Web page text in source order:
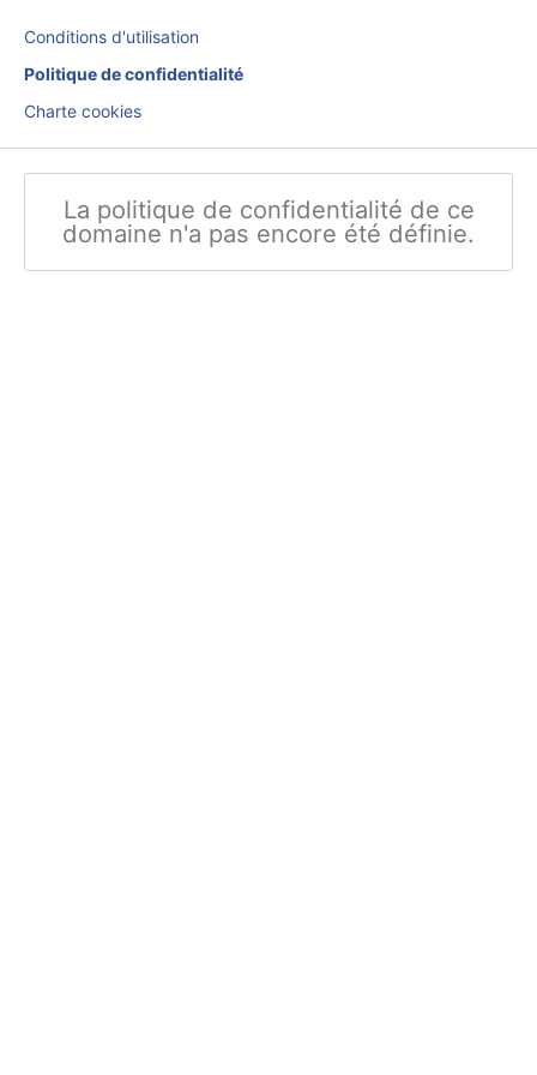
Conditions d'utilisation
Politique de confidentialité
Charte cookies
La politique de confidentialité de ce
domaine n'a pas encore été définie.